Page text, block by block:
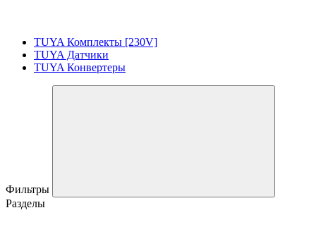
TUYA Комплекты [230V]
TUYA Датчики
TUYA Конвертеры
Фильтры
Разделы